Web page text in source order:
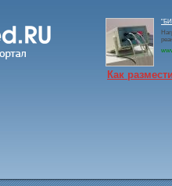
Как